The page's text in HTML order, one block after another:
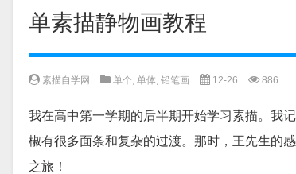
单素描静物画教程
素描自学网 单个, 单体, 铅笔画 12-26 886
我在高中第一学期的后半期开始学习素描。我
椒有很多面条和复杂的过渡。那时，王先生的
之旅！